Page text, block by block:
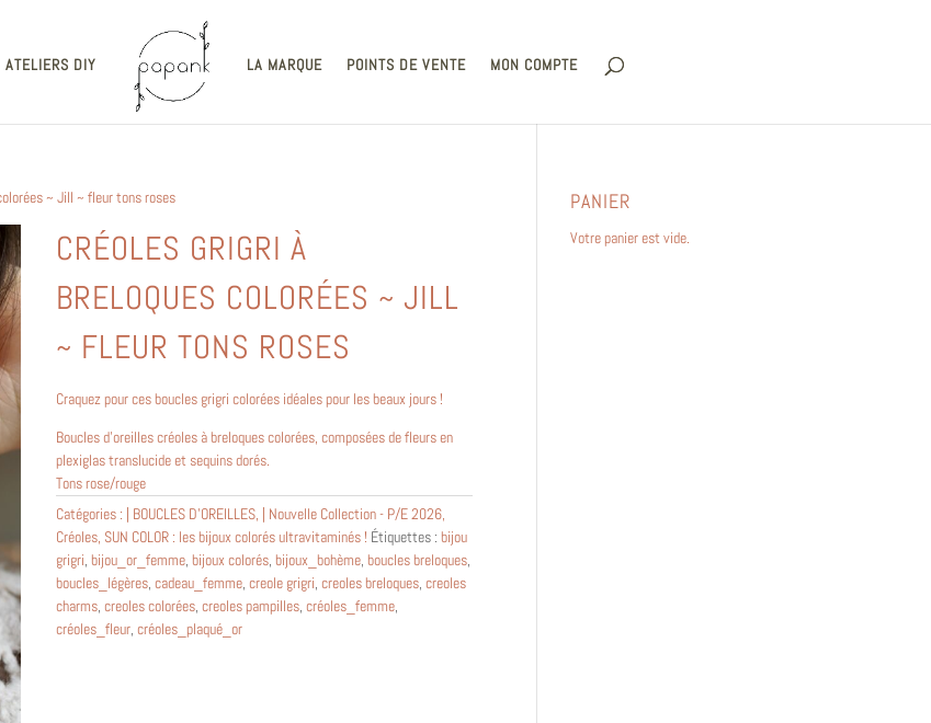
ATELIERS DIY LA MARQUE POINTS DE VENTE MON COMPTE
~ Jill ~ fleur tons roses
CRÉOLES GRIGRI À
BRELOQUES COLORÉES ~ JILL
~ FLEUR TONS ROSES
Craquez pour ces boucles grigri colorées idéales pour les beaux jours !
Boucles d’oreilles créoles à breloques colorées, composées de fleurs en
plexiglas translucide et sequins dorés.
Tons rose/rouge
Catégories : | BOUCLES D'OREILLES, | Nouvelle Collection - P/E 2026,
Créoles, SUN COLOR : les bijoux colorés ultravitaminés ! Étiquettes :bijou
grigri,bijou_or_femme,bijoux colorés,bijoux_bohème,boucles breloques,
boucles_légères,cadeau_femme,creole grigri,creoles breloques,creoles
charms,creoles colorées,creoles pampilles,créoles_femme,
créoles_fleur,créoles_plaqué_or
PANIER
Votre panier est vide.